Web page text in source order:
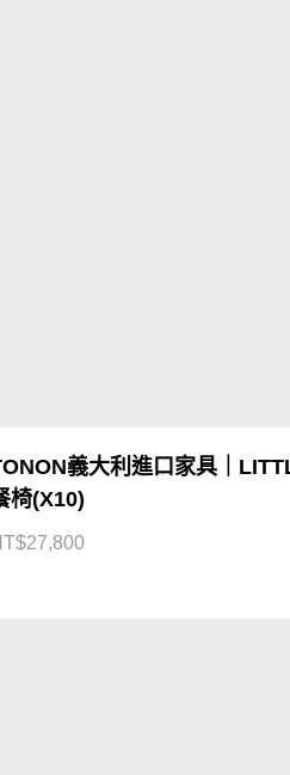
義大利進口家具｜
椅(X10)
27,800